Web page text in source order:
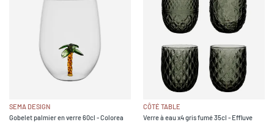
SEMA DESIGN
Gobelet palmier en verre 60cl - Colorea
CÔTÉ TABLE
Verre à eau x4 gris fumé 35cl - Effluve